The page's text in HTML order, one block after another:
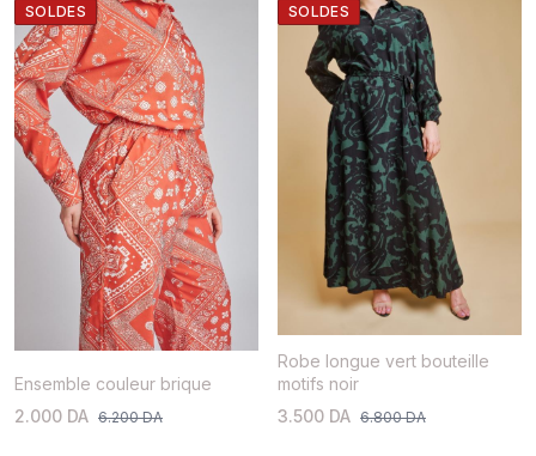
SOLDES
Ensemble couleur brique
2.000 DA 6.200 DA
SOLDES
Robe longue vert bouteille
motifs noir
3.500 DA 6.800 DA